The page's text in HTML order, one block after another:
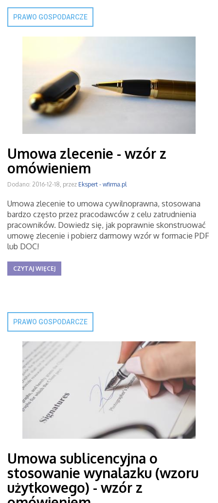
PRAWO GOSPODARCZE
Umowa zlecenie - wzór z
omówieniem
Dodano: 2016-12-18, przez Ekspert - wfirma.pl
Umowa zlecenie to umowa cywilnoprawna, stosowana
bardzo często przez pracodawców z celu zatrudnienia
pracowników. Dowiedz się, jak poprawnie skonstruować
umowę zlecenie i pobierz darmowy wzór w formacie PDF
lub DOC!
CZYTAJ WIĘCEJ
PRAWO GOSPODARCZE
Umowa sublicencyjna o
stosowanie wynalazku (wzoru
użytkowego) - wzór z